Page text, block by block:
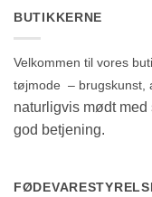
BUTIKKERNE
Velkommen til vores
tøjmode – brugskunst,
naturligvis mødt
god betjening.